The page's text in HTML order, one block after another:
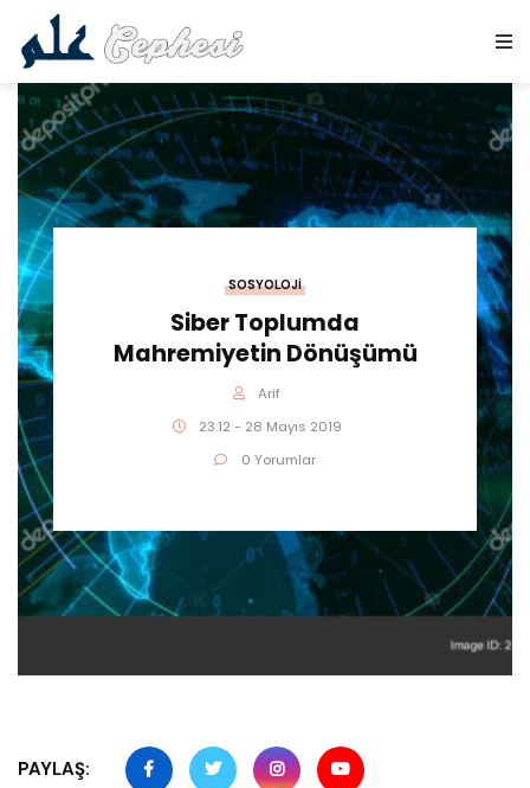
SOSYOLOJI
Siber Toplumda
Mahremiyetin Dönüşümü
Arif
23:12 - 28 Mayıs 2019
0 Yorumlar
PAYLAŞ: